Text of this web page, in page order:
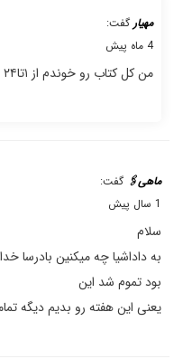
مهیار گفت:
4 ماه پیش
من کل کتاب رو خوندم از ۱تا۲۴
ماهی🖇 گفت:
1 سال پیش
سلام
به داداشیا چه میکنین بادرسا
بود تموم شد این
یعنی این هفته رو بدیم دیگه